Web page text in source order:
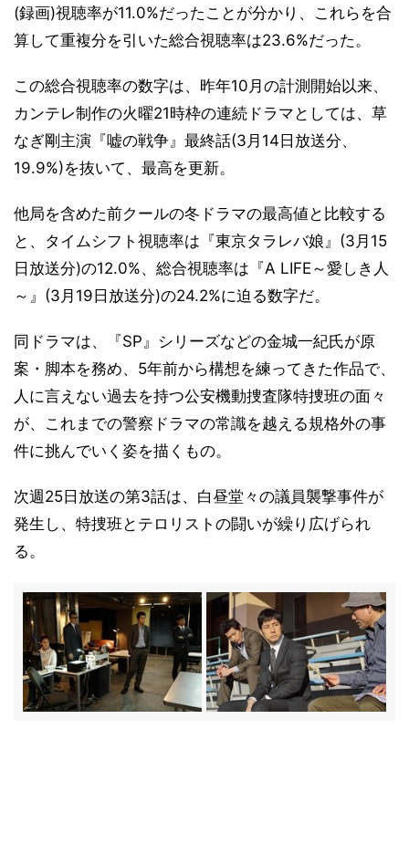
(録画)視聴率が11.0%だったことが分かり、これらを合
算して重複分を引いた総合視聴率は23.6%だった。
この総合視聴率の数字は、昨年10月の計測開始以来、
カンテレ制作の火曜21時枠の連続ドラマとしては、草
なぎ剛主演『嘘の戦争』最終話(3月14日放送分、
19.9%)を抜いて、最高を更新。
他局を含めた前クールの冬ドラマの最高値と比較する
と、タイムシフト視聴率は『東京タラレバ娘』(3月15
日放送分)の12.0%、総合視聴率は『A LIFE～愛しき人
～』(3月19日放送分)の24.2%に迫る数字だ。
同ドラマは、『SP』シリーズなどの金城一紀氏が原
案・脚本を務め、5年前から構想を練ってきた作品で、
人に言えない過去を持つ公安機動捜査隊特捜班の面々
が、これまでの警察ドラマの常識を越える規格外の事
件に挑んでいく姿を描くもの。
次週25日放送の第3話は、白昼堂々の議員襲撃事件が
発生し、特捜班とテロリストの闘いが繰り広げられ
る。